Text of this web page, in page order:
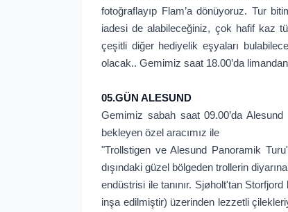
fotoğraflayıp Flam’a dönüyoruz. Tur
iadesi de alabileceğiniz, çok hafif kaz
çeşitli diğer hediyelik eşyaları
olacak.. Gemimiz saat 18.00’da
05.GÜN ALESUND
Gemimiz sabah saat 09.00’da
bekleyen özel aracımız ile
"Trollstigen ve Alesund Panoramik
dışındaki güzel bölgeden trollerin
endüstrisi ile tanınır. Sjøholt'tan
inşa edilmiştir) üzerinden lezzetli